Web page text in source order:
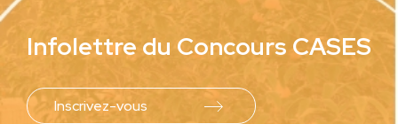
Infolettre du Concours CASES
Inscrivez-vous